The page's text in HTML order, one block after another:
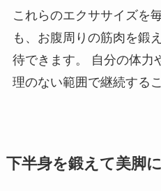
これらのエクササイズを
も、お腹周りの筋肉を鍛
待できます。 自分の体力
理のない範囲で継続する
下半身を鍛えて美脚に